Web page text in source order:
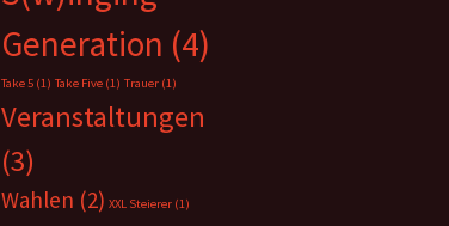
Generation (4)
Take 5 (1) Take Five (1) Trauer (1)
Veranstaltungen
(3)
Wahlen (2) XXL Steierer (1)